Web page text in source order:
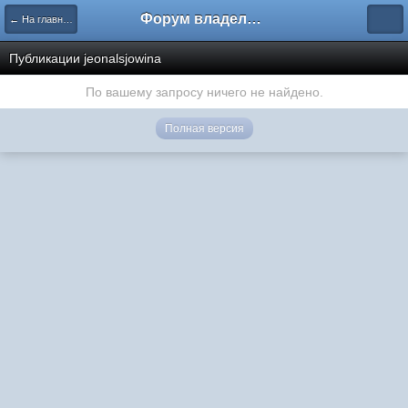
← На главную Форум владельцев интернет-магазинов
Публикации jeonalsjowina
По вашему запросу ничего не найдено.
Полная версия